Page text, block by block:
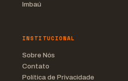
Imbaú
INSTITUCIONAL
Sobre Nós
Contato
Política de Privacidade